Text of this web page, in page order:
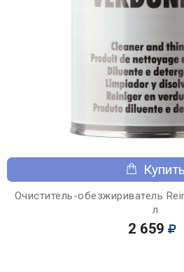
Купить
Очиститель-обезжириватель
л
2 659